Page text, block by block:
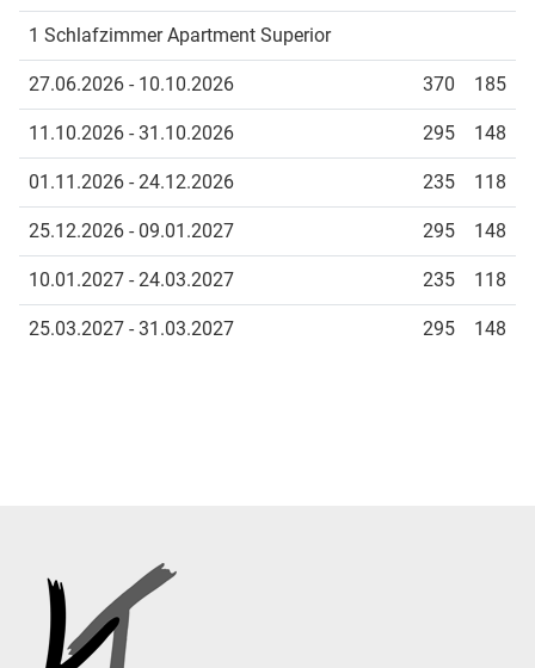
1 Schlafzimmer Apartment Superior
27.06.2026 - 10.10.2026 370 185
11.10.2026 - 31.10.2026 295 148
01.11.2026 - 24.12.2026 235 118
25.12.2026 - 09.01.2027 295 148
10.01.2027 - 24.03.2027 235 118
25.03.2027 - 31.03.2027 295 148